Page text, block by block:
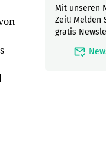
Mit unseren
Zeit! Melden
gratis
mark_email_read